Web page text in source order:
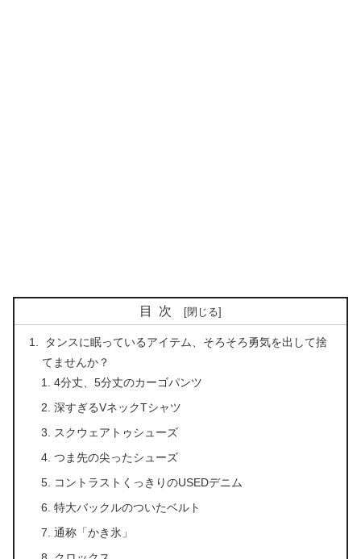
目次
タンスに眠っているアイテム、そろそろ勇気を出して捨
てませんか？
4分丈、5分丈のカーゴパンツ
深すぎるVネックTシャツ
スクウェアトゥシューズ
つま先の尖ったシューズ
コントラストくっきりのUSEDデニム
特大バックルのついたベルト
通称「かき氷」